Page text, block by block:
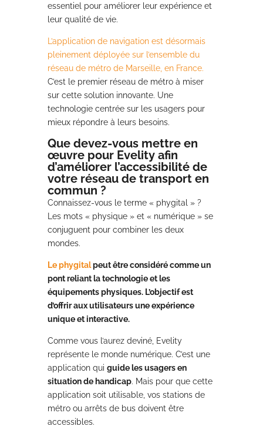
essentiel pour améliorer leur expérience et
leur qualité de vie.
L’application de navigation est désormais
pleinement déployée sur l’ensemble du
réseau de métro de Marseille, en France.
C’est le premier réseau de métro à miser
sur cette solution innovante. Une
technologie centrée sur les usagers pour
mieux répondre à leurs besoins.
Que devez-vous mettre en
œuvre pour Evelity afin
d’améliorer l’accessibilité de
votre réseau de transport en
commun ?
Connaissez-vous le terme « phygital » ?
Les mots « physique » et « numérique » se
conjuguent pour combiner les deux
mondes.
Le phygitalpeut être considéré comme un
pont reliant la technologie et les
équipements physiques. L’objectif est
d’offrir aux utilisateurs une expérience
unique et interactive.
Comme vous l’aurez deviné, Evelity
représente le monde numérique. C’est une
application qui guide les usagers en
situation de handicap. Mais pour que cette
application soit utilisable, vos stations de
métro ou arrêts de bus doivent être
accessibles.